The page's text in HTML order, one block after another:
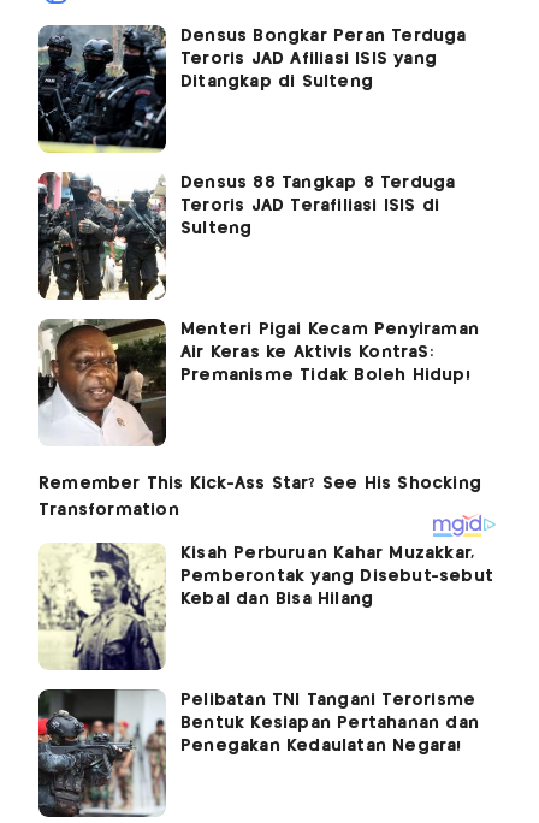
Densus Bongkar Peran Terduga
Teroris JAD Afiliasi ISIS yang
Ditangkap di Sulteng
Densus 88 Tangkap 8 Terduga
Teroris JAD Terafiliasi ISIS di
Sulteng
Menteri Pigai Kecam Penyiraman
Air Keras ke Aktivis KontraS:
Premanisme Tidak Boleh Hidup!
Kisah Perburuan Kahar Muzakkar,
Pemberontak yang Disebut-sebut
Kebal dan Bisa Hilang
Pelibatan TNI Tangani Terorisme
Bentuk Kesiapan Pertahanan dan
Penegakan Kedaulatan Negara!